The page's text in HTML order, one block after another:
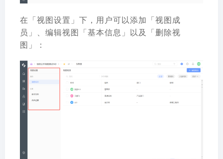
在「视图设置」下，用户可以添加「视图成
员」、编辑视图「基本信息」以及「删除视
图」：